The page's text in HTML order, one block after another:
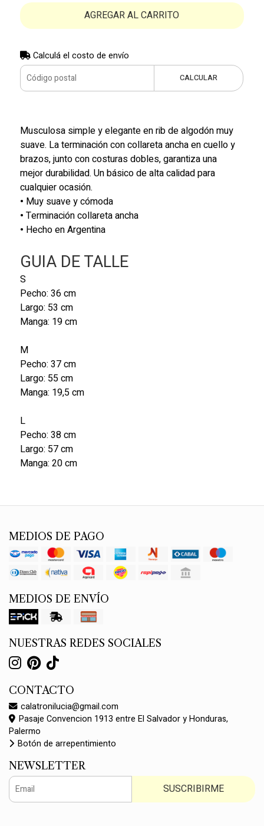
AGREGAR AL CARRITO
Calculá el costo de envío
CALCULAR
Musculosa simple y elegante en rib de algodón muy
suave. La terminación con collareta ancha en cuello y
brazos, junto con costuras dobles, garantiza una
mejor durabilidad. Un básico de alta calidad para
cualquier ocasión.
• Muy suave y cómoda
• Terminación collareta ancha
• Hecho en Argentina
GUIA DE TALLE
S
Pecho: 36 cm
Largo: 53 cm
Manga: 19 cm
M
Pecho: 37 cm
Largo: 55 cm
Manga: 19,5 cm
L
Pecho: 38 cm
Largo: 57 cm
Manga: 20 cm
MEDIOS DE PAGO
MEDIOS DE ENVÍO
NUESTRAS REDES SOCIALES
CONTACTO
calatronilucia@gmail.com
Pasaje Convencion 1913 entre El Salvador y Honduras,
Palermo
Botón de arrepentimiento
NEWSLETTER
SUSCRIBIRME